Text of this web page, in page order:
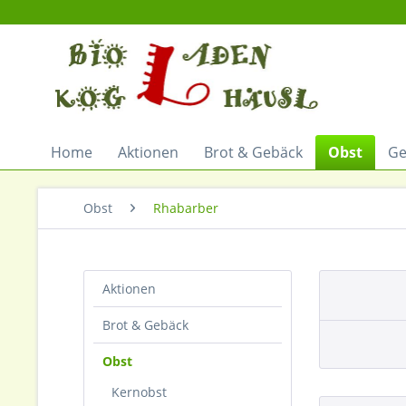
Home Aktionen Brot & Gebäck Obst
Obst Rhabarber
Aktionen
Brot & Gebäck
Obst
Kernobst